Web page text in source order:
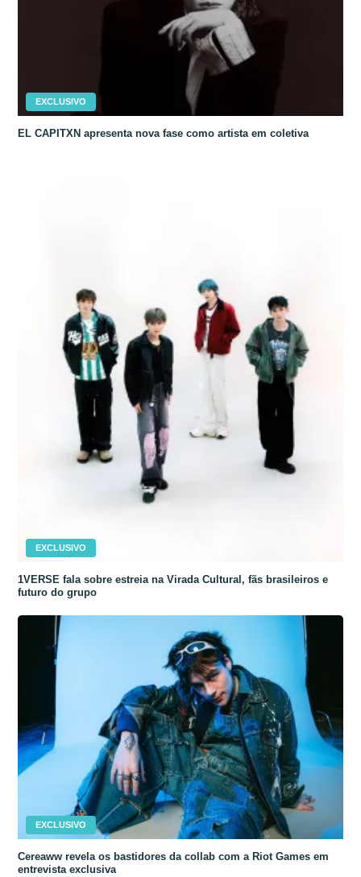
EXCLUSIVO
EL CAPITXN apresenta nova fase como artista em coletiva
EXCLUSIVO
1VERSE fala sobre estreia na Virada Cultural, fãs brasileiros e
futuro do grupo
EXCLUSIVO
Cereaww revela os bastidores da collab com a Riot Games em
entrevista exclusiva